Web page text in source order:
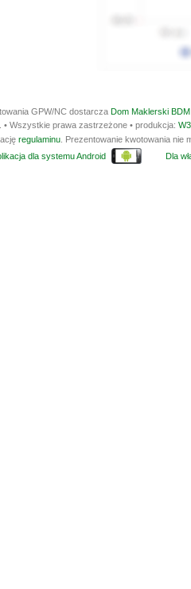
GPW/NC dostarcza Dom Maklerski
Wszystkie prawa zastrzeżone • produkcja:
regulaminu. Prezentowanie kwotowania nie
dla systemu Android Dla